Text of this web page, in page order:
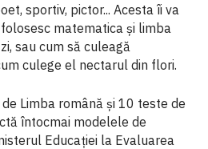
sportiv, pictor... Acesta îi va
matematica și limba
sau cum să culeagă
culege el nectarul din flori.
Limba română și 10 teste de
întocmai modelele de
Educației la Evaluarea